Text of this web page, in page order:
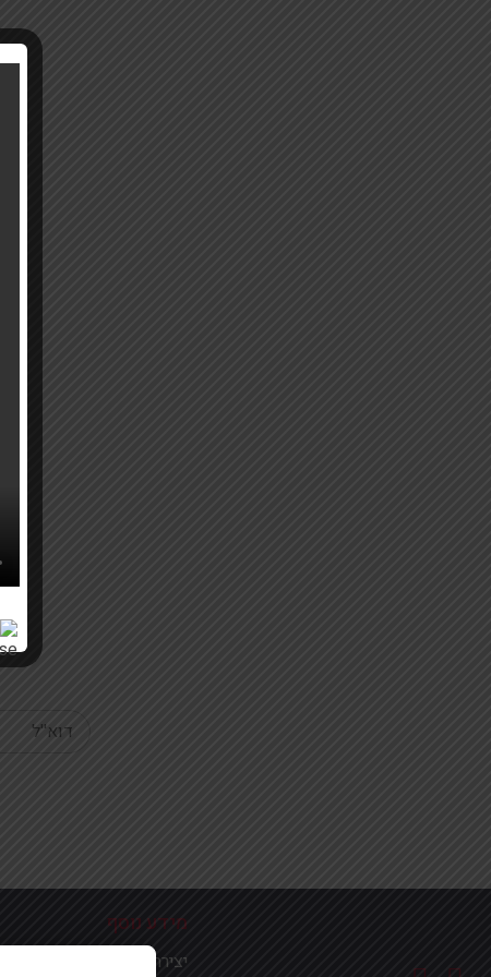
Your email
מידע נוסף
יצירת קשר